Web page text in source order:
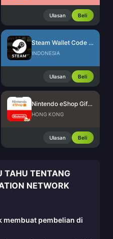
Ulasan Beli
Steam Wallet Code (IDR)
INDONESIA
Ulasan Beli
Nintendo eShop Gift Card (HK)
HONG KONG
Ulasan Beli
TAHU TENTANG
NETWORK
membuat pembelian di